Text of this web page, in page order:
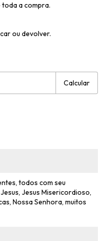
toda a compra.
ou devolver.
Calcular
todos com seu
Jesus Misericordioso,
Nossa Senhora, muitos